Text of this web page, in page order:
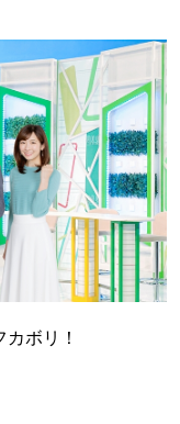
ボリ！